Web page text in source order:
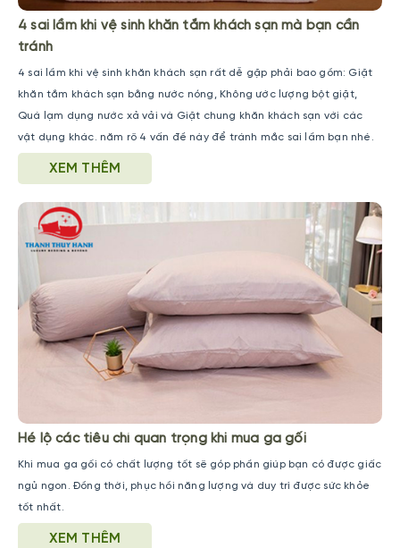
4 sai lầm khi vệ sinh khăn tắm khách sạn mà bạn cần
tránh
4 sai lầm khi vệ sinh khăn khách sạn rất dễ gặp phải bao gồm: Giặt
khăn tắm khách sạn bằng nước nóng, Không ước lượng bột giặt,
Quá lạm dụng nước xả vải và Giặt chung khăn khách sạn với các
vật dụng khác. năm rõ 4 vấn đề này để tránh mắc sai lầm bạn nhé.
XEM THÊM
Hé lộ các tiêu chí quan trọng khi mua ga gối
Khi mua ga gối có chất lượng tốt sẽ góp phần giúp bạn có được giấc
ngủ ngon. Đồng thời, phục hồi năng lượng và duy trì được sức khỏe
tốt nhất.
XEM THÊM